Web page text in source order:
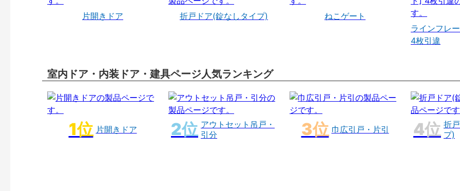
片開きドア 折戸ドア(錠なしタイプ)
ねこゲート
ラインフレ
4枚引違
室内ドア・内装ドア・建具ページ人気ランキング
片開きドア
アウトセット吊戸・
引分
巾広引戸・片引
折
プ)